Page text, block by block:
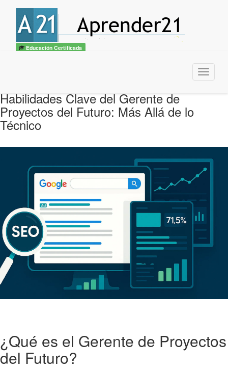
Educación Certificada
Menu
Habilidades Clave del Gerente de
Proyectos del Futuro: Más Allá de lo
Técnico
¿Qué es el Gerente de Proyectos
del Futuro?